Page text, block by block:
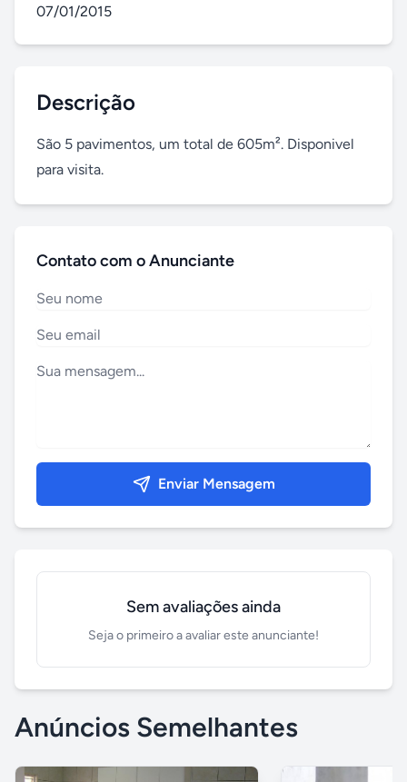
07/01/2015
Descrição
São 5 pavimentos, um total de 605m². Disponivel
para visita.
Contato com o Anunciante
Enviar Mensagem
Sem avaliações ainda
Seja o primeiro a avaliar este anunciante!
Anúncios Semelhantes